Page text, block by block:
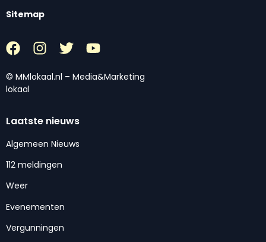
Sitemap
© MMlokaal.nl – Media&Marketing
lokaal
Laatste nieuws
Algemeen Nieuws
112 meldingen
Weer
Evenementen
Vergunningen